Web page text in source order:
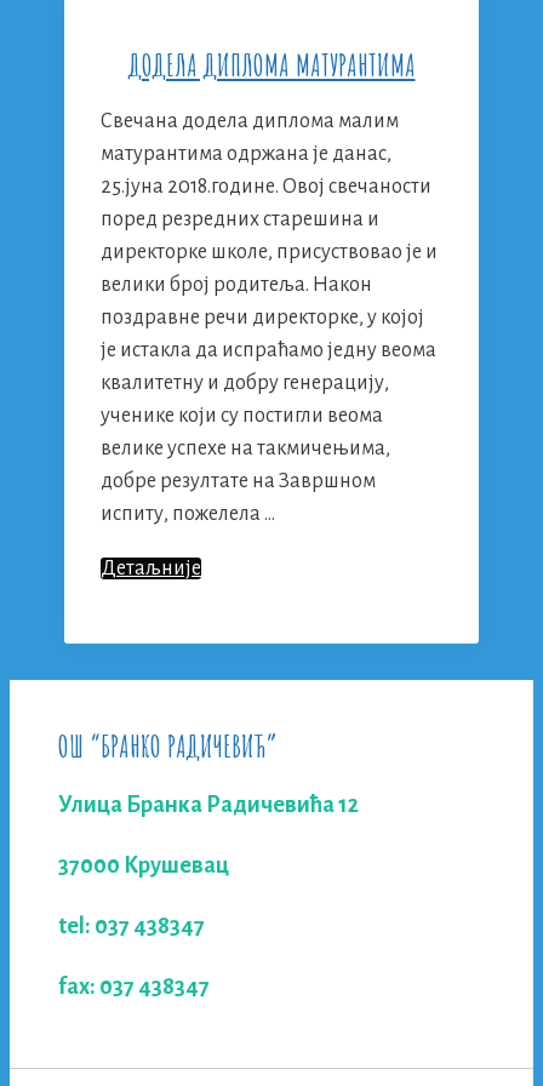
ДОДЕЛА ДИПЛОМА МАТУРАНТИМА
Свечана додела диплома малим
матурантима одржана је данас,
25.јуна 2018.године. Овој свечаности
поред резредних старешина и
директорке школе, присуствовао је и
велики број родитеља. Након
поздравне речи директорке, у којој
је истакла да испраћамо једну веома
квалитетну и добру генерацију,
ученике који су постигли веома
велике успехе на такмичењима,
добре резултате на Завршном
испиту, пожелела …
ДетаљнијеДОДЕЛА
ОШ “БРАНКО РАДИЧЕВИЋ”
Улица Бранка Радичевића 12
37000 Крушевац
tel: 037 438347
fax: 037 438347